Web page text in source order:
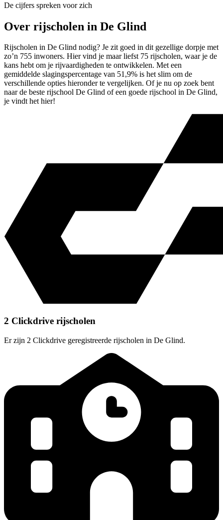
De cijfers spreken voor zich
Over rijscholen in De Glind
Rijscholen in De Glind nodig? Je zit goed in dit gezellige dorpje met
zo’n 755 inwoners. Hier vind je maar liefst 75 rijscholen, waar je de
kans hebt om je rijvaardigheden te ontwikkelen. Met een
gemiddelde slagingspercentage van 51,9% is het slim om de
verschillende opties hieronder te vergelijken. Of je nu op zoek bent
naar de beste rijschool De Glind of een goede rijschool in De Glind,
je vindt het hier!
2 Clickdrive rijscholen
Er zijn 2 Clickdrive geregistreerde rijscholen in De Glind.